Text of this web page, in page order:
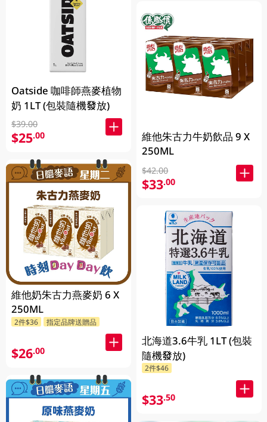
Oatside 咖啡師燕麥植物
奶 1LT (包裝隨機發放)
$39.00
$25.00
維他奶朱古力燕麥奶 6 X
250ML
2件$36 指定品牌送贈品
$26.00
維他朱古力牛奶飲品 9 X
250ML
$42.00
$33.00
北海道3.6牛乳 1LT (包裝
隨機發放)
2件$46
$33.50